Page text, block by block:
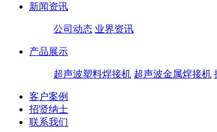
新闻资讯
公司动态 业界资讯
产品展示
超声波塑料焊接机 超声波金属焊接机
客户案例
招贤纳士
联系我们